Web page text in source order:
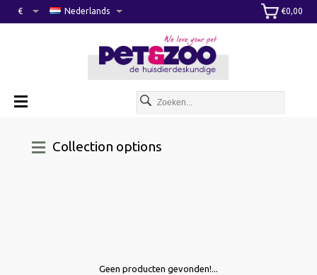
€0,00
Nederlands
€
Collection options
Geen producten gevonden!...